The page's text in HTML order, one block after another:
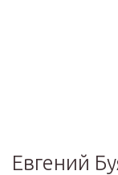
Евгений